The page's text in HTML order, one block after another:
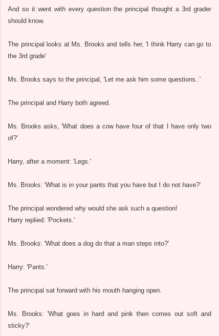
And so it went with every question the principal thought a 3rd grader
should know.
The principal looks at Ms. Brooks and tells her, 'I think Harry can go to
the 3rd grade'
Ms. Brooks says to the principal, 'Let me ask him some questions..'
The principal and Harry both agreed.
Ms. Brooks asks, 'What does a cow have four of that I have only two
of?'
Harry, after a moment: 'Legs.'
Ms. Brooks: 'What is in your pants that you have but I do not have?'
The principal wondered why would she ask such a question!
Harry replied: 'Pockets.'
Ms. Brooks: 'What does a dog do that a man steps into?'
Harry: 'Pants.'
The principal sat forward with his mouth hanging open.
Ms. Brooks: 'What goes in hard and pink then comes out soft and
sticky?'